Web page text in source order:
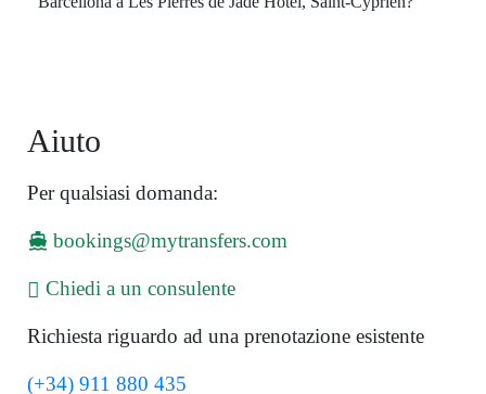
Aiuto
Per qualsiasi domanda:
bookings@mytransfers.com
Chiedi a un consulente
Richiesta riguardo ad una prenotazione esistente
(+34) 911 880 435